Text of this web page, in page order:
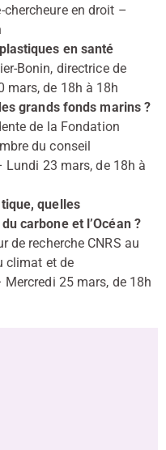
chercheure en droit –
en santé
Bonin, directrice de
mars, de 18h à 18h
grands fonds marins ?
de la Fondation
du conseil
Lundi 23 mars, de 18h à
quelles
carbone et l’Océan ?
de recherche CNRS au
climat et de
Mercredi 25 mars, de 18h